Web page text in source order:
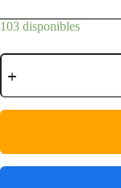
103 disponibles